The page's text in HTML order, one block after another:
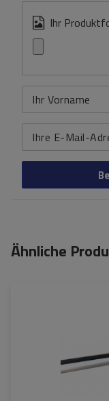
Ihr
Ihr Vorname
Ihre E-Mail-
Ähnliche